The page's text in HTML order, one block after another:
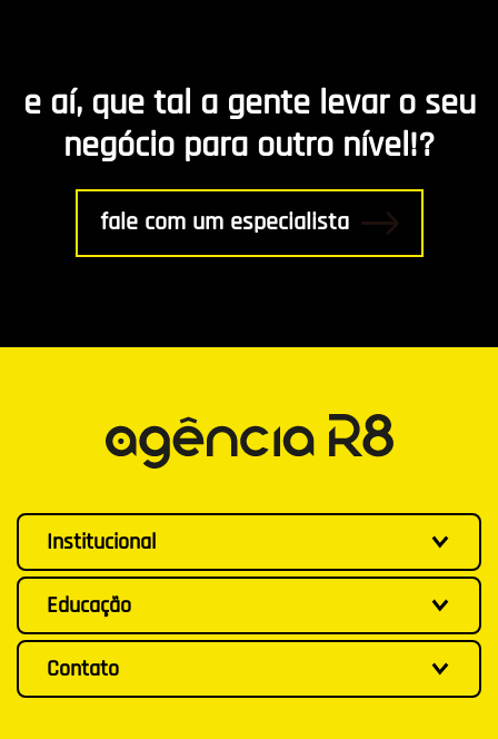
R8 Indica
Gestão
e aí, que tal a gente levar o seu
negócio para outro nível!?
fale com um especialista
Institucional
Educação
Contato